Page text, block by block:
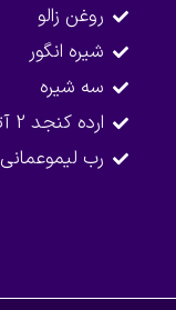
روغن زالو
شیره انگور
سه شیره
ارده کنجد 2 آتشه
رب لیموعمانی